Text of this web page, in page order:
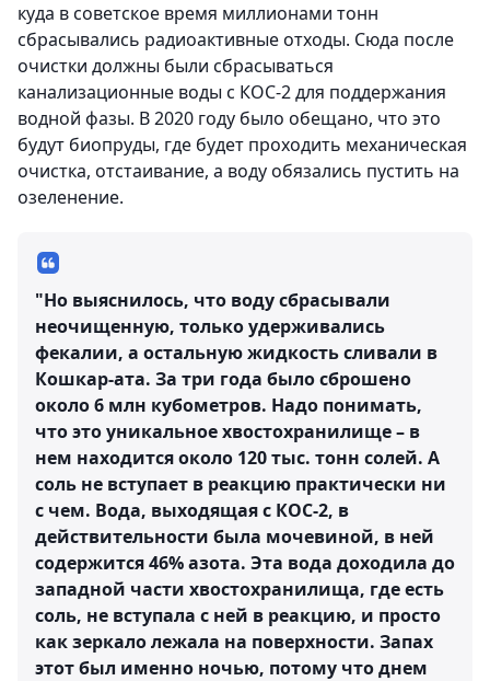
куда в советское время миллионами тонн
сбрасывались радиоактивные отходы. Сюда после
очистки должны были сбрасываться
канализационные воды с КОС-2 для поддержания
водной фазы. В 2020 году было обещано, что это
будут биопруды, где будет проходить механическая
очистка, отстаивание, а воду обязались пустить на
озеленение.
"Но выяснилось, что воду сбрасывали
неочищенную, только удерживались
фекалии, а остальную жидкость сливали в
Кошкар-ата. За три года было сброшено
около 6 млн кубометров. Надо понимать,
что это уникальное хвостохранилище – в
нем находится около 120 тыс. тонн солей. А
соль не вступает в реакцию практически ни
с чем. Вода, выходящая с КОС-2, в
действительности была мочевиной, в ней
содержится 46% азота. Эта вода доходила до
западной части хвостохранилища, где есть
соль, не вступала с ней в реакцию, и просто
как зеркало лежала на поверхности. Запах
этот был именно ночью, потому что днем